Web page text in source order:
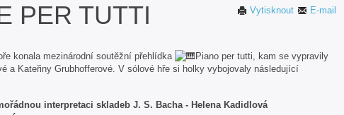
E-mail
Vytisknout
PER TUTTI
konala mezinárodní soutěžní přehlídka
Piano per tutti, kam se vypravily
a Kateřiny Grubhofferové. V sólové hře si holky vybojovaly následující
interpretaci skladeb J. S. Bacha - Helena Kadidlová